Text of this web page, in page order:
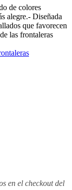
de colores
alegre.- Diseñada
que favorecen
las frontaleras
en el checkout del